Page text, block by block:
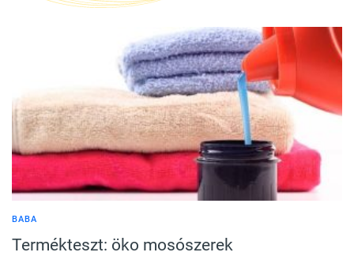
BABA
Termékteszt: öko mosószerek